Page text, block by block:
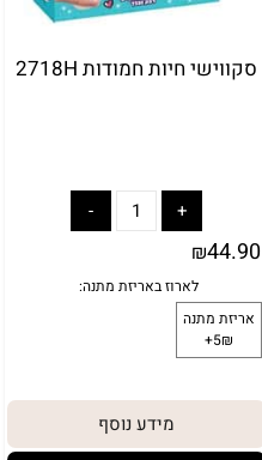
סקווישי חיות חמודות 2718H
₪44.90
מידע נוסף